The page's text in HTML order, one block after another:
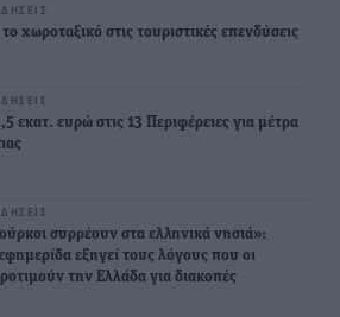
το χωροταξικό στις τουριστικές επενδύσεις
εκατ. ευρώ στις 13 Περιφέρειες για μέτρα
συρρέουν στα ελληνικά νησιά»:
εξηγεί τους λόγους που οι
την Ελλάδα για διακοπές